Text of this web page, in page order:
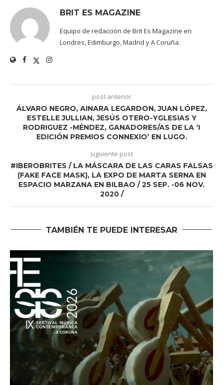
BRIT ES MAGAZINE
Equipo de redacción de Brit Es Magazine en
Londres, Edimburgo, Madrid y A Coruña.
post anterior
ÁLVARO NEGRO, AINARA LEGARDON, JUAN LÓPEZ,
ESTELLE JULLIAN, JESÚS OTERO-YGLESIAS Y
RODRIGUEZ -MÉNDEZ, GANADORES/AS DE LA ‘I
EDICIÓN PREMIOS CONNEXIO’ EN LUGO.
siguiente post
#IBEROBRITES / LA MÁSCARA DE LAS CARAS FALSAS
(FAKE FACE MASK), LA EXPO DE MARTA SERNA EN
ESPACIO MARZANA EN BILBAO / 25 SEP. -06 NOV.
2020 /
TAMBIÉN TE PUEDE INTERESAR